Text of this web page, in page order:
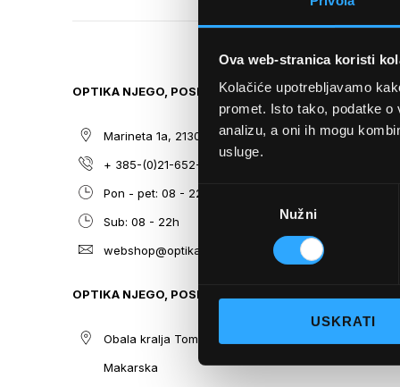
Ova web-stranica koristi
Kolačiće upotrebljavamo
promet. Isto tako, podatke
analizu, a oni ih mogu
usluge.
Odabir
Nužni
USKRATI
THE
THE
GALLERY
OPTIKA NJEGO, POSLOVNICA 1
Marineta 1a, 21300 Makarska
+ 385-(0)21-652-102
Pon - pet: 08 - 22h,
Sub: 08 - 22h
webshop@optikanjego.hr
OPTIKA NJEGO, POSLOVNICA 2
Obala kralja Tomislava 14, 21300
Makarska
SITEMAP
O nama
Optika